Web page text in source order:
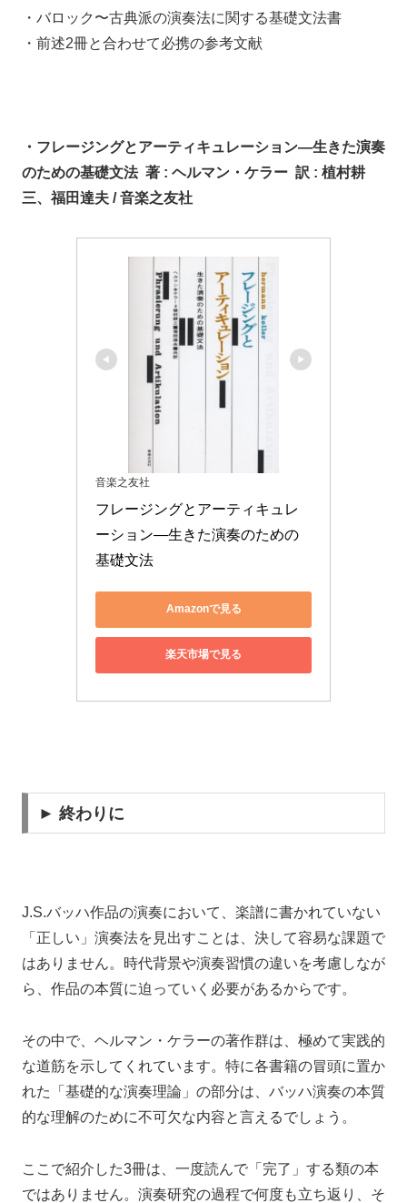
・バロック〜古典派の演奏法に関する基礎文法書
・前述2冊と合わせて必携の参考文献
・フレージングとアーティキュレーション―生きた演奏
のための基礎文法 著 : ヘルマン・ケラー 訳 : 植村耕
三、福田達夫 / 音楽之友社
音楽之友社
フレージングとアーティキュレ
ーション―生きた演奏のための
基礎文法
Amazonで見る
楽天市場で見る
► 終わりに
J.S.バッハ作品の演奏において、楽譜に書かれていない
「正しい」演奏法を見出すことは、決して容易な課題で
はありません。時代背景や演奏習慣の違いを考慮しなが
ら、作品の本質に迫っていく必要があるからです。
その中で、ヘルマン・ケラーの著作群は、極めて実践的
な道筋を示してくれています。特に各書籍の冒頭に置か
れた「基礎的な演奏理論」の部分は、バッハ演奏の本質
的な理解のために不可欠な内容と言えるでしょう。
ここで紹介した3冊は、一度読んで「完了」する類の本
ではありません。演奏研究の過程で何度も立ち返り、そ